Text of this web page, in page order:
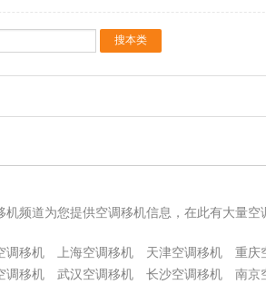
机频道为您提供空调移机信息，在此有大量
调移机 上海空调移机 天津空调移机 重庆
调移机
武汉空调移机 长沙空调移机 南京